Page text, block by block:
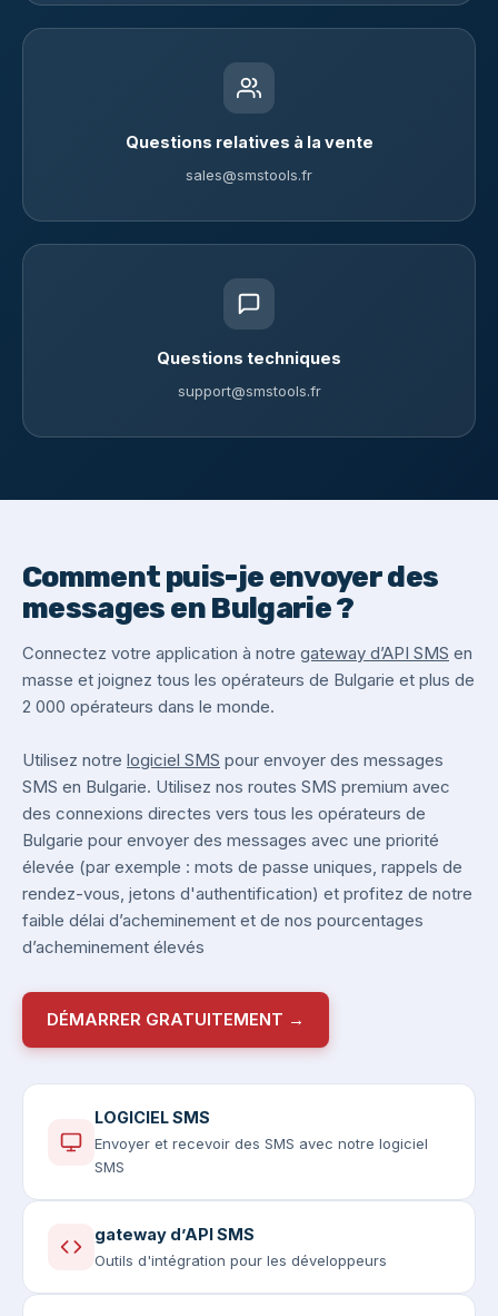
Questions relatives à la vente
sales@smstools.fr
Questions techniques
support@smstools.fr
Comment puis-je envoyer des
messages en Bulgarie ?
Connectez votre application à notre gateway d’API SMS en
masse et joignez tous les opérateurs de Bulgarie et plus de
2 000 opérateurs dans le monde.
Utilisez notre logiciel SMS pour envoyer des messages
SMS en Bulgarie. Utilisez nos routes SMS premium avec
des connexions directes vers tous les opérateurs de
Bulgarie pour envoyer des messages avec une priorité
élevée (par exemple : mots de passe uniques, rappels de
rendez-vous, jetons d'authentification) et profitez de notre
faible délai d’acheminement et de nos pourcentages
d’acheminement élevés
DÉMARRER GRATUITEMENT →
LOGICIEL SMS
Envoyer et recevoir des SMS avec notre logiciel
SMS
gateway d’API SMS
Outils d'intégration pour les développeurs